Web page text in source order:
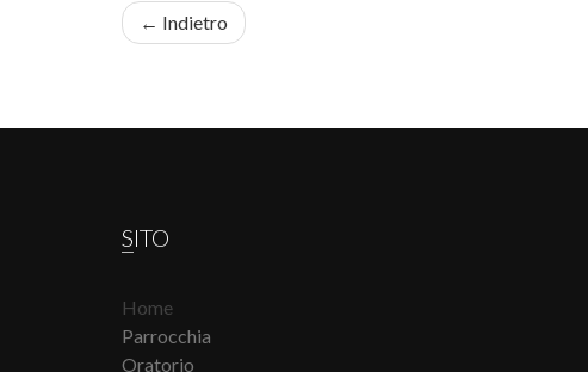
← Indietro
SITO
Home
Parrocchia
Oratorio